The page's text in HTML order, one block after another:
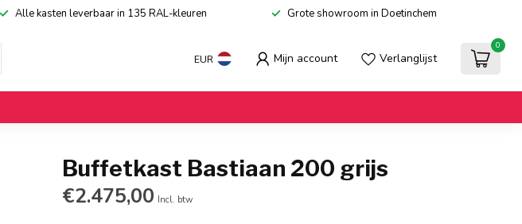
Alle kasten leverbaar in 135 RAL-kleuren Grote showroom in Doetinchem
EUR Mijn account Verlanglijst
0
Buffetkast Bastiaan 200 grijs
€2.475,00 Incl. btw